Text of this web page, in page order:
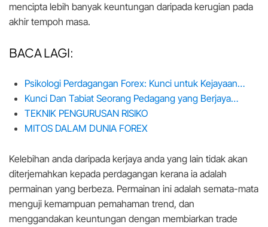
mencipta lebih banyak keuntungan daripada kerugian pada
akhir tempoh masa.
BACA LAGI:
Psikologi Perdagangan Forex: Kunci untuk Kejayaan…
Kunci Dan Tabiat Seorang Pedagang yang Berjaya…
TEKNIK PENGURUSAN RISIKO
MITOS DALAM DUNIA FOREX
Kelebihan anda daripada kerjaya anda yang lain tidak akan
diterjemahkan kepada perdagangan kerana ia adalah
permainan yang berbeza. Permainan ini adalah semata-mata
menguji kemampuan pemahaman trend, dan
menggandakan keuntungan dengan membiarkan trade